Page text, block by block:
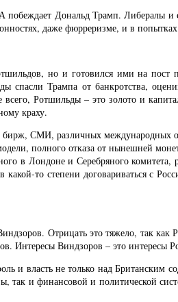
Дональд Трамп. Либералы
даже фюрреризме, и в
но и готовился ими на
Трампа от банкротства,
Ротшильды – это золото и
краху.
СМИ, различных
полного отказа от нынешней
в Лондоне и Серебряного
то степени договариваться с
Отрицать это тяжело, так
Интересы Виндзоров – это интересы
и власть не только над
так и финансовой и политической